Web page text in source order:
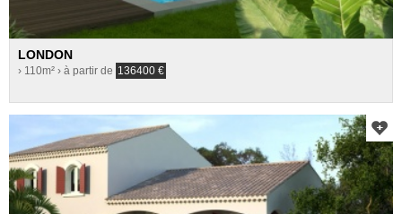
LONDON
› 110m² › à partir de 136400 €